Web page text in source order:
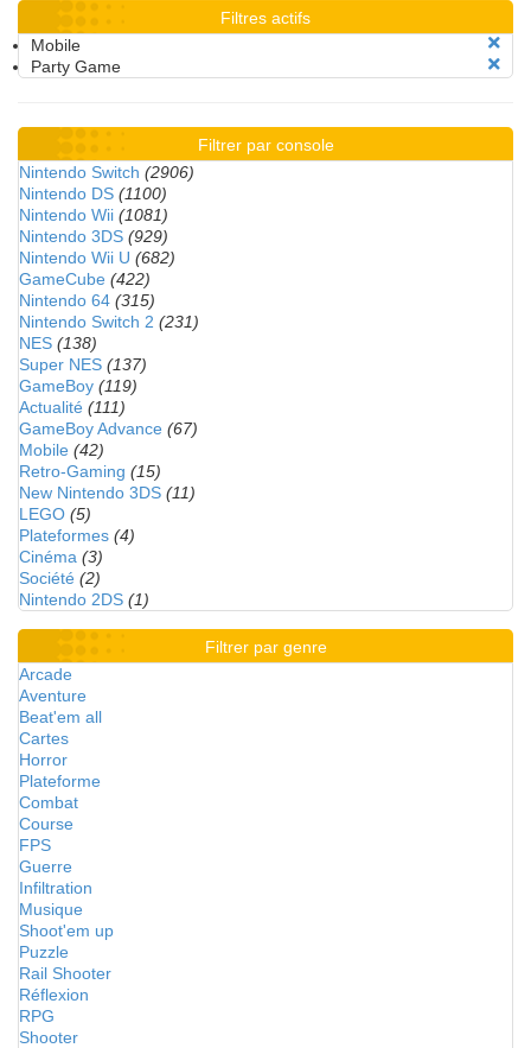
Filtres actifs
Mobile
Party Game
Filtrer par console
Nintendo Switch (2906)
Nintendo DS (1100)
Nintendo Wii (1081)
Nintendo 3DS (929)
Nintendo Wii U (682)
GameCube (422)
Nintendo 64 (315)
Nintendo Switch 2 (231)
NES (138)
Super NES (137)
GameBoy (119)
Actualité (111)
GameBoy Advance (67)
Mobile (42)
Retro-Gaming (15)
New Nintendo 3DS (11)
LEGO (5)
Plateformes (4)
Cinéma (3)
Société (2)
Nintendo 2DS (1)
Filtrer par genre
Arcade
Aventure
Beat'em all
Cartes
Horror
Plateforme
Combat
Course
FPS
Guerre
Infiltration
Musique
Shoot'em up
Puzzle
Rail Shooter
Réflexion
RPG
Shooter